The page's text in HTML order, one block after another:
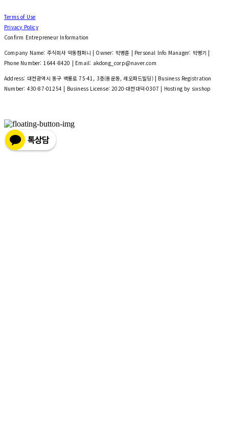
Terms of Use
Privacy Policy
Confirm Entrepreneur Information
Company Name: 주식회사 악동컴퍼니 | Owner: 박병훈 | Personal Info Manager: 박병기 |
Phone Number: 1644-8420 | Email: akdong_corp@naver.com
Address: 대전광역시 동구 백룡로 75-41, 3층(용운동, 레오파드빌딩) | Business Registration
Number: 430-87-01254 | Business License:2020-대전대덕-0307 | Hosting by sixshop